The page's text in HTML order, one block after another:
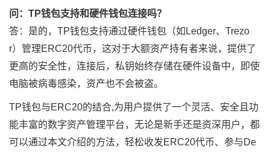
问：TP钱包支持和硬件钱包连接吗？
答：是的，TP钱包支持通过硬件钱包（如Ledger、Trezo
r）管理ERC20代币，这对于大额资产持有者来说，提供了
更高的安全性，连接后，私钥始终存储在硬件设备中，即使
电脑被病毒感染，资产也不会被盗。
TP钱包与ERC20的结合,为用户提供了一个灵活、安全且功
能丰富的数字资产管理平台，无论是新手还是资深用户，都
可以通过本文介绍的方法，轻松收发ERC20代币、参与De